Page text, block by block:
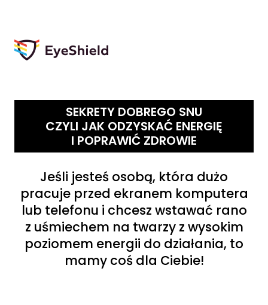
SEKRETY DOBREGO SNU
CZYLI JAK ODZYSKAĆ ENERGIĘ
I POPRAWIĆ ZDROWIE
Jeśli jesteś osobą, która dużo
pracuje przed ekranem komputera
lub telefonu i chcesz wstawać rano
z uśmiechem na twarzy z wysokim
poziomem energii do działania, to
mamy coś dla Ciebie!